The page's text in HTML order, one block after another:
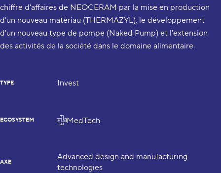
chiffre d'affaires de NEOCERAM par la mise en production
d'un nouveau matériau (THERMAZYL), le développement
d'un nouveau type de pompe (Naked Pump) et l'extension
des activités de la société dans le domaine alimentaire.
TYPE Invest
ECOSYSTEM MedTech
AXE
Advanced design and manufacturing
technologies